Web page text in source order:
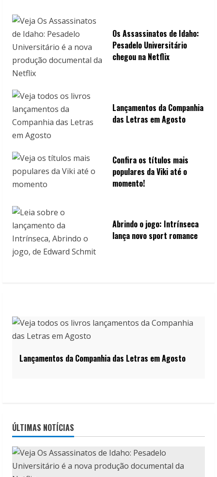
Os Assassinatos de Idaho:
Pesadelo Universitário
chegou na Netflix
Lançamentos da Companhia
das Letras em Agosto
Confira os títulos mais
populares da Viki até o
momento!
Abrindo o jogo: Intrínseca
lança novo sport romance
Lançamentos da Companhia das Letras em Agosto
ÚLTIMAS NOTÍCIAS